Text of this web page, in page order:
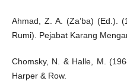
Ahmad, Z. A. (Za’ba) (Ed.).
Rumi). Pejabat Karang
Chomsky, N. & Halle, M.
Harper & Row.